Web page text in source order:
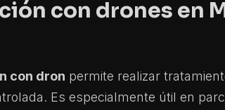
con drones en
con dron permite realizar
Es especialmente útil en